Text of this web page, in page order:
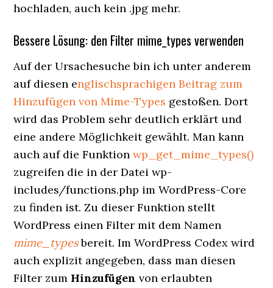
hochladen, auch kein .jpg mehr.
Bessere Lösung: den Filter mime_types verwenden
Auf der Ursachesuche bin ich unter anderem
auf diesen englischsprachigen Beitrag zum
Hinzufügen von Mime-Types gestoßen. Dort
wird das Problem sehr deutlich erklärt und
eine andere Möglichkeit gewählt. Man kann
auch auf die Funktionwp_get_mime_types()
zugreifen die in der Datei wp-
includes/functions.php im WordPress-Core
zu finden ist. Zu dieser Funktion stellt
WordPress einen Filter mit dem Namen
mime_typesbereit. Im WordPress Codex wird
auch explizit angegeben, dass man diesen
Filter zum Hinzufügenvon erlaubten